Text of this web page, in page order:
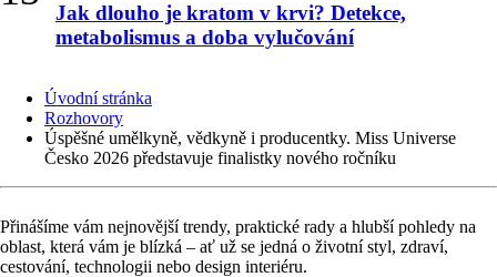
Jak dlouho je kratom v krvi? Detekce,
metabolismus a doba vylučování
Úvodní stránka
Rozhovory
Úspěšné umělkyně, vědkyně i producentky. Miss Universe
Česko 2026 představuje finalistky nového ročníku
Přinášíme vám nejnovější trendy, praktické rady a hlubší pohledy na
oblast, která vám je blízká – ať už se jedná o životní styl, zdraví,
cestování, technologii nebo design interiéru.